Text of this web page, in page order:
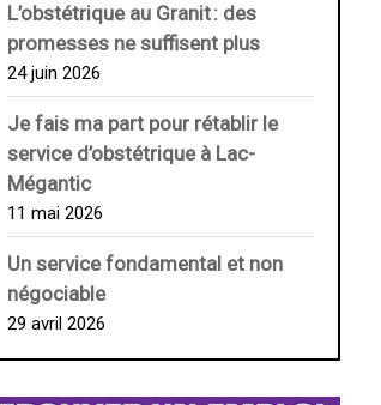
L’obstétrique au ­Granit : des
promesses ne suffisent plus
24 juin 2026
Je fais ma part pour rétablir le
service d’obstétrique à Lac-
Mégantic
11 mai 2026
Un service fondamental et non
négociable
29 avril 2026